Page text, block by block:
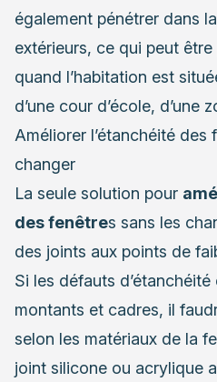
également pénétrer dans
extérieurs, ce qui peut
quand l’habitation est
d’une cour d’école, d’une
Améliorer l’étanchéité des
changer
La seule solution pour
des fenêtres sans les
des joints aux points de
Si les défauts
montants et cadres, il
selon les matériaux de la
joint silicone ou acrylique